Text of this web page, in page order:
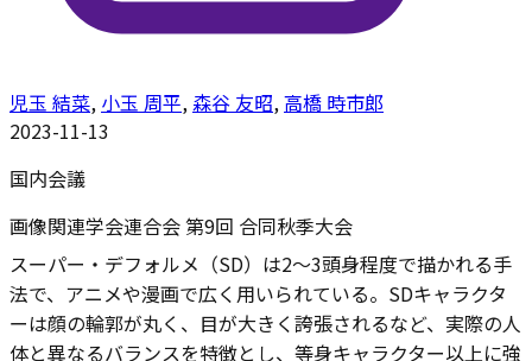
児玉 結菜, 小玉 周平,森谷 友昭,高橋 時市郎
2023-11-13
国内会議
画像関連学会連合会 第9回 合同秋季大会
スーパー・デフォルメ（SD）は2〜3頭身程度で描かれる手
法で、アニメや漫画で広く用いられている。SDキャラクタ
ーは顔の輪郭が丸く、目が大きく誇張されるなど、実際の人
体と異なるバランスを特徴とし、等身キャラクター以上に強